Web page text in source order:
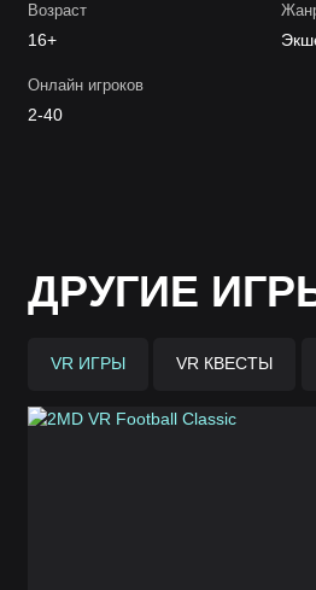
Возраст
16+
Онлайн игроков
2-40
ДРУГИЕ
VR ИГРЫ VR КВЕСТЫ